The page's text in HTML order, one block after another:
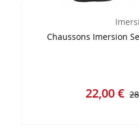
Chaussons Imersion
22,00 €